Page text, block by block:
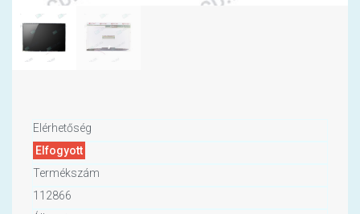
Elérhetőség
Elfogyott
Termékszám
112866